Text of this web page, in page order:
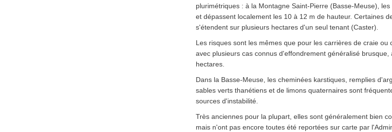
plurimétriques : à la Montagne Saint-Pierre (Basse-Meuse),
et dépassent localement les 10 à 12 m de hauteur. Certaines
s'étendent sur plusieurs hectares d'un seul tenant (Caster).
Les risques sont les mêmes que pour les carrières de craie ou
avec plusieurs cas connus d'effondrement généralisé brusque,
hectares.
Dans la Basse-Meuse, les cheminées karstiques, remplies
sables verts thanétiens et de limons quaternaires sont
sources d'instabilité.
Très anciennes pour la plupart, elles sont généralement bien
mais n'ont pas encore toutes été reportées sur carte par